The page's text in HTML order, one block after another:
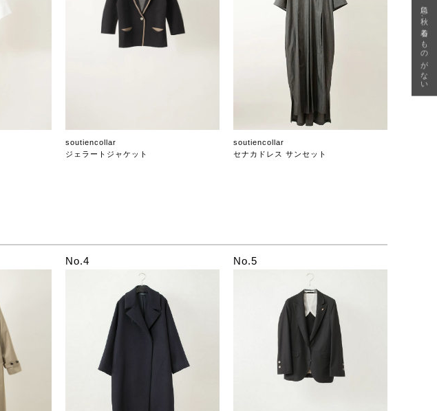
soutiencollar
ジェラートジャケット
soutiencollar
セナカドレス サンセット
No.4 No.5
急に秋、着るものがない